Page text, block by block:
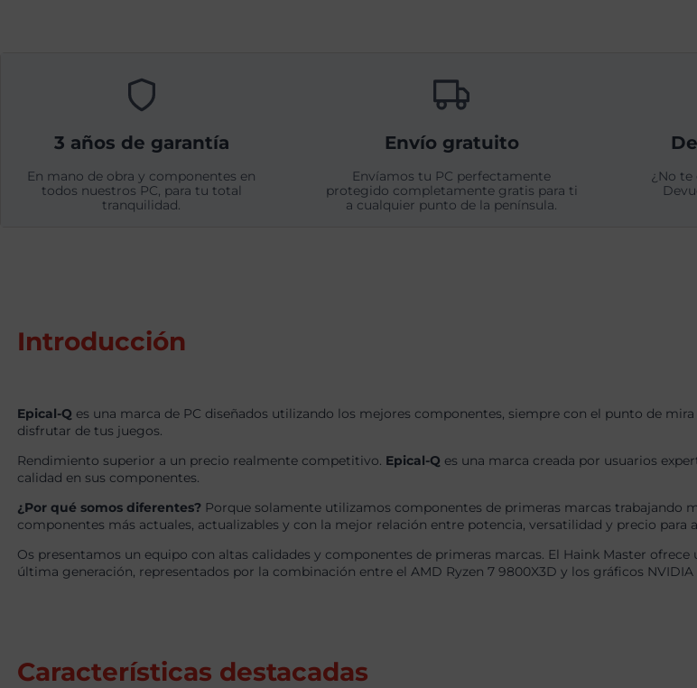
3 años de garantía
En mano de obra y componentes en
todos nuestros PC, para tu total
tranquilidad.
Envío gratuito
Envíamos tu PC perfectamente
protegido completamente gratis para ti
a cualquier punto de la península.
¿No te
Introducción
Epical-Q es una marca de PC diseñados utilizando los mejores componentes, siempre con el punto de
disfrutar de tus juegos.
Rendimiento superior a un precio realmente competitivo. Epical-Q es una marca creada por usuarios
calidad en sus componentes.
¿Por qué somos diferentes? Porque solamente utilizamos componentes de primeras marcas trabajando
componentes más actuales, actualizables y con la mejor relación entre potencia, versatilidad y precio para
Os presentamos un equipo con altas calidades y componentes de primeras marcas. El Haink Master
última generación, representados por la combinación entre el AMD Ryzen 7 9800X3D y los gráficos NVIDIA
Características destacadas